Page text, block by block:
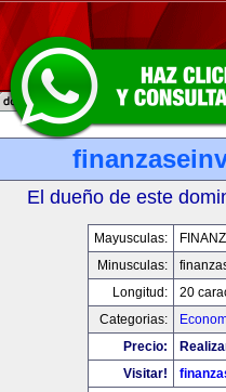
El dueño de este
Mayusculas:
Minusculas:
Longitud:
20
Categorias:
Precio:
Visitar!